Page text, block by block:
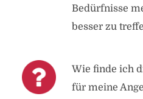
Bedürfnisse
besser zu
Wie finde ich
für meine